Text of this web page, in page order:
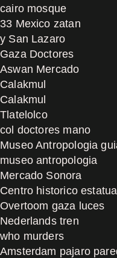
cairo mosque
33 Mexico zatan
y San Lazaro
Gaza Doctores
Aswan Mercado
Calakmul
Calakmul
Tlatelolco
col doctores mano
Museo Antropologia
museo antropologia
Mercado Sonora
Centro historico
Overtoom gaza luces
Nederlands tren
who murders
Amsterdam pajaro